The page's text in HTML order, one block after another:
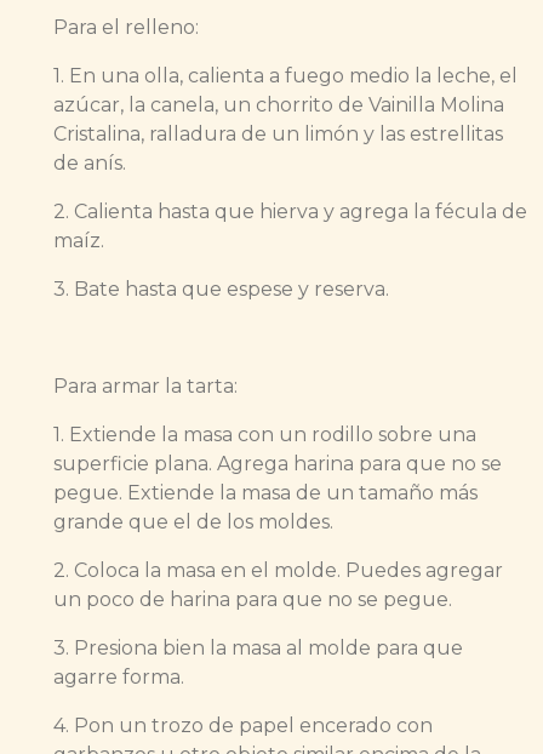
Para el relleno:
1. En una olla, calienta a fuego medio la leche, el
azúcar, la canela, un chorrito de Vainilla Molina
Cristalina, ralladura de un limón y las estrellitas
de anís.
2. Calienta hasta que hierva y agrega la fécula de
maíz.
3. Bate hasta que espese y reserva.
Para armar la tarta:
1. Extiende la masa con un rodillo sobre una
superficie plana. Agrega harina para que no se
pegue. Extiende la masa de un tamaño más
grande que el de los moldes.
2. Coloca la masa en el molde. Puedes agregar
un poco de harina para que no se pegue.
3. Presiona bien la masa al molde para que
agarre forma.
4. Pon un trozo de papel encerado con